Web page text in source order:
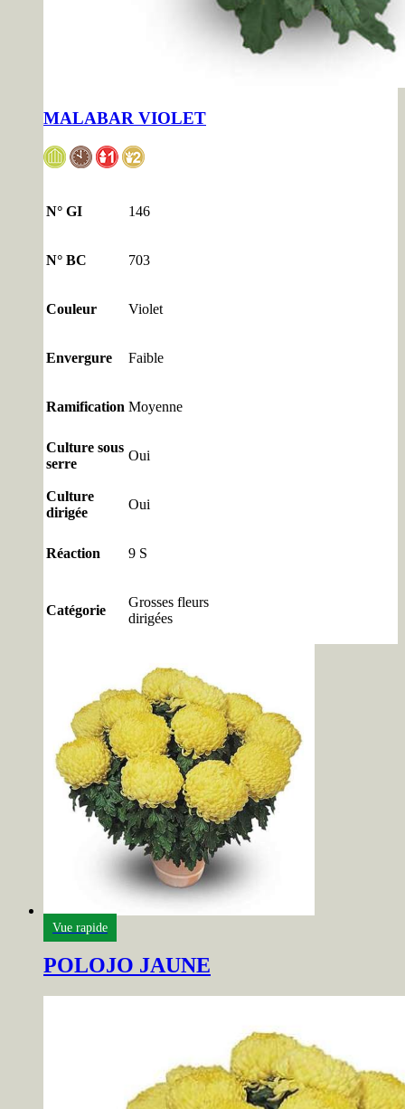
MALABAR VIOLET
N° GI 146
N° BC 703
Couleur Violet
Envergure Faible
Ramification Moyenne
Culture sous
serre
Oui
Culture
dirigée
Oui
Réaction 9 S
Catégorie
Grosses fleurs
dirigées
Vue rapide
POLOJO JAUNE